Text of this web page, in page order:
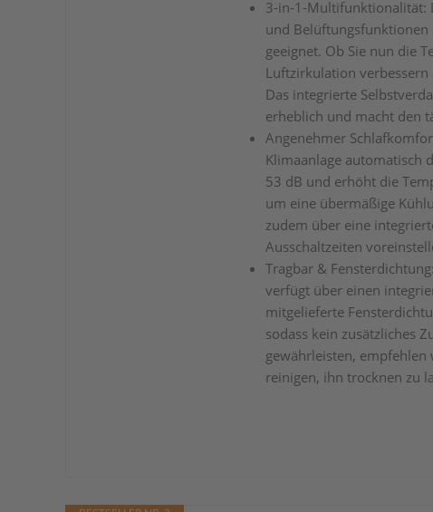
3-in-1-Multifunktionalität:
und Belüftungsfunktionen
geeignet. Ob Sie nun die
Luftzirkulation verbessern
Das integrierte
erheblich und macht den
Angenehmer
Klimaanlage automatisch
53 dB und erhöht die
um eine übermäßige
zudem über eine
Ausschaltzeiten
Tragbar &
verfügt über einen
mitgelieferte
sodass kein zusätzliches
gewährleisten, empfehlen
reinigen, ihn trocknen zu